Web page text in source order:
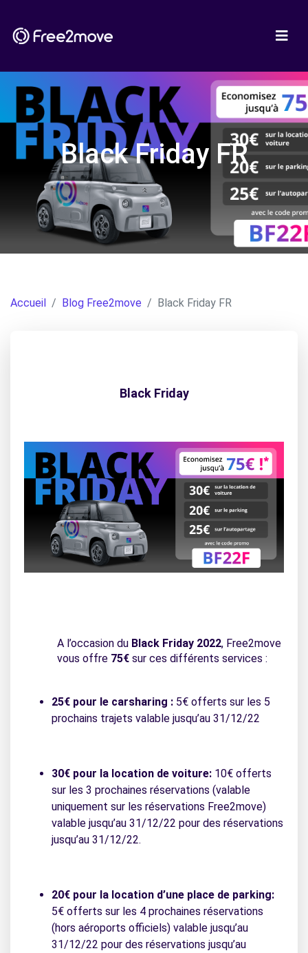
Black Friday FR
Accueil Blog Free2move Black Friday FR
Black Friday
A l’occasion du Black Friday 2022, Free2move
vous offre 75€ sur ces différents services :
25€ pour le carsharing : 5€ offerts sur les 5
prochains trajets valable jusqu’au 31/12/22
30€ pour la location de voiture: 10€ offerts
sur les 3 prochaines réservations (valable
uniquement sur les réservations Free2move)
valable jusqu’au 31/12/22 pour des réservations
jusqu’au 31/12/22.
20€ pour la location d’une place de parking:
5€ offerts sur les 4 prochaines réservations
(hors aéroports officiels) valable jusqu’au
31/12/22 pour des réservations jusqu’au